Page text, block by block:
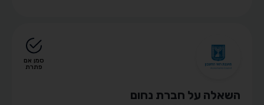
השאלה על חברת נחום
סמן אם
פתרת